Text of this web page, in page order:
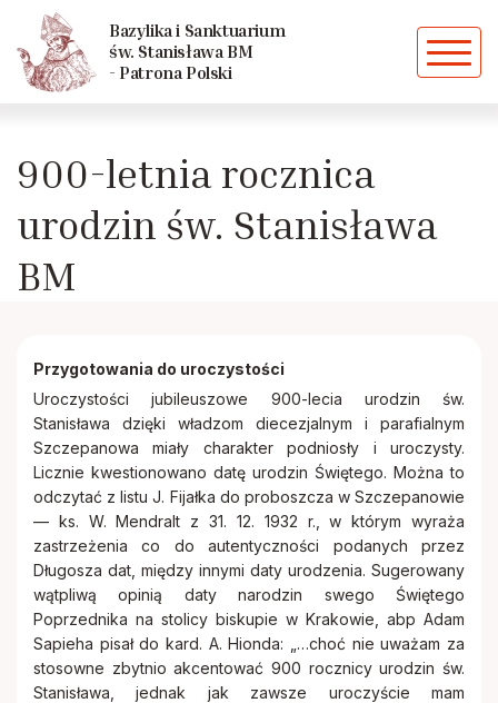
Bazylika i Sanktuarium
św. Stanisława BM
- Patrona Polski
Powrót
Kościoły i kaplice szczepanowskie
Dekanat
Biskupi ze Szczepanowa
Siostry zakonne
Cmentarze
Remont
Powrót
Chóry
Dziewczęca Służba Maryjna
Liturgiczna Służba Ołtarza
Domowy Kościół
Stowarzyszenie Rodzin Katolickich
Stowarzyszenie krzewienia kultu Św.
Stanisława BM
Zakon Rycerzy Kolumba
900-letnia rocznica
urodzin św. Stanisława
BM
Przygotowania do uroczystości
Uroczystości jubileuszowe 900-lecia urodzin św.
Stanisława dzięki władzom diecezjalnym i parafialnym
Szczepanowa miały charakter podniosły i uroczysty.
Licznie kwestionowano datę urodzin Świętego. Można to
odczytać z listu J. Fijałka do proboszcza w Szczepanowie
— ks. W. Mendralt z 31. 12. 1932 r., w którym wyraża
zastrzeżenia co do autentyczności podanych przez
Długosza dat, między innymi daty urodzenia. Sugerowany
wątpliwą opinią daty narodzin swego Świętego
Poprzednika na stolicy biskupie w Krakowie, abp Adam
Sapieha pisał do kard. A. Hionda: „…choć nie uważam za
stosowne zbytnio akcentować 900 rocznicy urodzin św.
Stanisława, jednak jak zawsze uroczyście mam